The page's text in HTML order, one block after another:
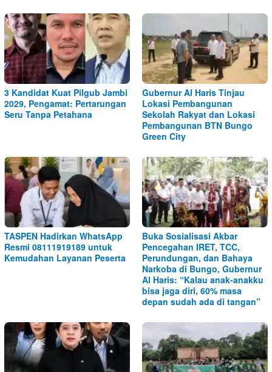
3 Kandidat Kuat Pilgub Jambi
2029, Pengamat: Pertarungan
Seru Tanpa Petahana
Gubernur Al Haris Tinjau
Lokasi Pembangunan
Sekolah Rakyat dan Lokasi
Pembangunan BTN Bungo
Green City
TASPEN Hadirkan WhatsApp
Resmi 08111919189 untuk
Kemudahan Layanan Peserta
Buka Sosialisasi Akbar
Pencegahan IRET, TCC,
Perundungan, dan Bahaya
Narkoba di Bungo, Gubernur
Al Haris: “Kalau anak-anakku
bisa jaga diri, 60% masa
depan sudah ada di tangan”